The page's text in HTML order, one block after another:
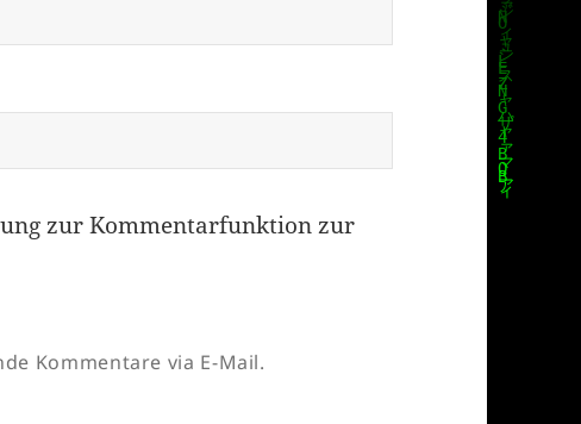
zur Kommentarfunktion zur
Kommentare via E-Mail.